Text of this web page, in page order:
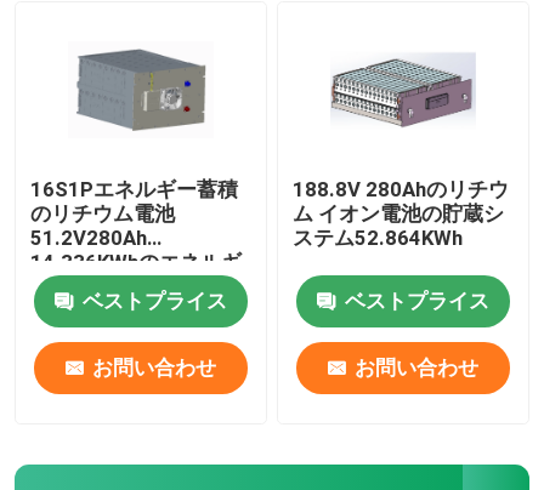
16S1Pエネルギー蓄積
のリチウム電池
51.2V280Ah
14.336KWhのエネルギ
ー蓄積 システム
ベストプライス
お問い合わせ
188.8V 280Ahのリチウ
ム イオン電池の貯蔵シ
ステム52.864KWh
ベストプライス
お問い合わせ